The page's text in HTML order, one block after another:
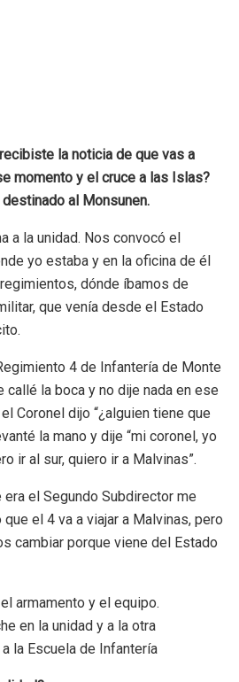
la noticia de que vas a
momento y el cruce a las Islas?
al Monsunen.
a la unidad. Nos convocó el
yo estaba y en la oficina de él
dónde íbamos de
que venía desde el Estado
4 de Infantería de Monte
callé la boca y no dije nada en ese
Coronel dijo “¿alguien tiene que
la mano y dije “mi coronel, yo
ir al sur, quiero ir a Malvinas”.
era el Segundo Subdirector me
el 4 va a viajar a Malvinas, pero
cambiar porque viene del Estado
armamento y el equipo.
en la unidad y a la otra
la Escuela de Infantería